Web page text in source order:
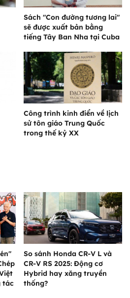
Sách "Con đường tương lai"
sẽ được xuất bản bằng
tiếng Tây Ban Nha tại Cuba
Công trình kinh điển về lịch
sử tôn giáo Trung Quốc
trong thế kỷ XX
tác
So sánh Honda CR-V L và
CR-V RS 2025: Động cơ
Hybrid hay xăng truyền
thống?